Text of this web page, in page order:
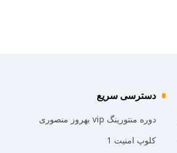
دسترسی سریع
دوره منتورینگ vip بهروز منصوری
کلوپ امنیت 1